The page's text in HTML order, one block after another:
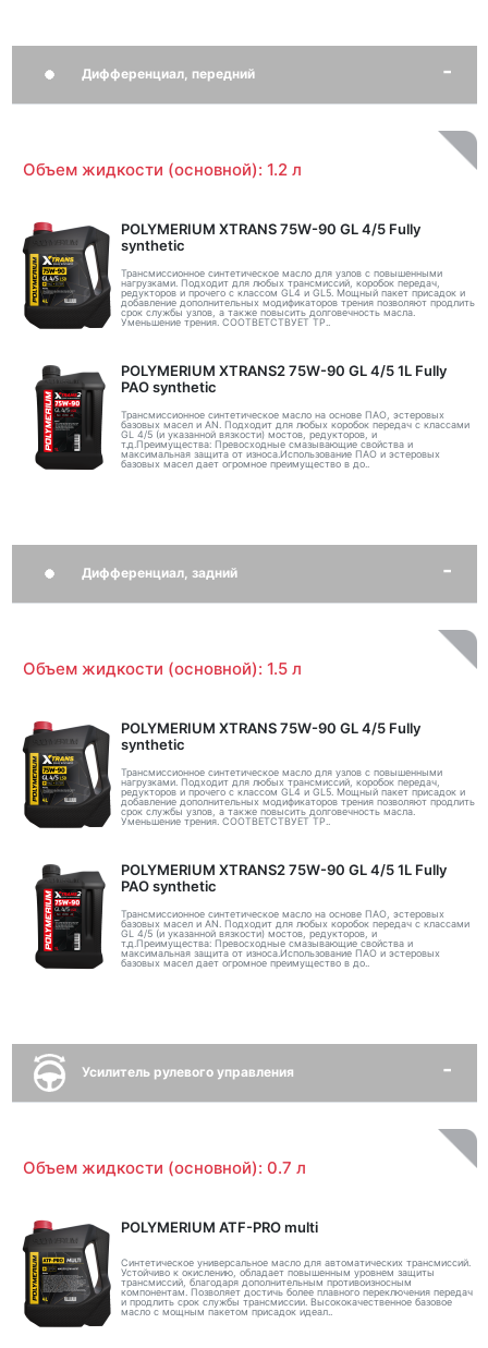
Дифференциал, передний
Объем жидкости (основной): 1.2 л
POLYMERIUM XTRANS 75W-90 GL 4/5 Fully
synthetic
Трансмиссионное синтетическое масло для узлов с повышенными
нагрузками. Подходит для любых трансмиссий, коробок передач,
редукторов и прочего с классом GL4 и GL5. Мощный пакет присадок и
добавление дополнительных модификаторов трения позволяют продлить
срок службы узлов, а также повысить долговечность масла.
Уменьшение трения. СООТВЕТСТВУЕТ ТР..
POLYMERIUM XTRANS2 75W-90 GL 4/5 1L Fully
PAO synthetic
Трансмиссионное синтетическое масло на основе ПАО, эстеровых
базовых масел и AN. Подходит для любых коробок передач с классами
GL 4/5 (и указанной вязкости) мостов, редукторов, и
т.д.Преимущества: Превосходные смазывающие свойства и
максимальная защита от износа.Использование ПАО и эстеровых
базовых масел дает огромное преимущество в до..
Дифференциал, задний
Объем жидкости (основной): 1.5 л
POLYMERIUM XTRANS 75W-90 GL 4/5 Fully
synthetic
Трансмиссионное синтетическое масло для узлов с повышенными
нагрузками. Подходит для любых трансмиссий, коробок передач,
редукторов и прочего с классом GL4 и GL5. Мощный пакет присадок и
добавление дополнительных модификаторов трения позволяют продлить
срок службы узлов, а также повысить долговечность масла.
Уменьшение трения. СООТВЕТСТВУЕТ ТР..
POLYMERIUM XTRANS2 75W-90 GL 4/5 1L Fully
PAO synthetic
Трансмиссионное синтетическое масло на основе ПАО, эстеровых
базовых масел и AN. Подходит для любых коробок передач с классами
GL 4/5 (и указанной вязкости) мостов, редукторов, и
т.д.Преимущества: Превосходные смазывающие свойства и
максимальная защита от износа.Использование ПАО и эстеровых
базовых масел дает огромное преимущество в до..
Усилитель рулевого управления
Объем жидкости (основной): 0.7 л
POLYMERIUM ATF-PRO multi
Синтетическое универсальное масло для автоматических трансмиссий.
Устойчиво к окислению, обладает повышенным уровнем защиты
трансмиссий, благодаря дополнительным противоизносным
компонентам. Позволяет достичь более плавного переключения передач
и продлить срок службы трансмиссии. Высококачественное базовое
масло с мощным пакетом присадок идеал..